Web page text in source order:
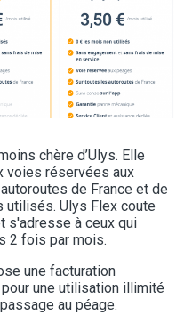
chère d’Ulys. Elle
voies réservées aux
de France et de
utilisés. Ulys Flex coute
s'adresse à ceux qui
2 fois par mois.
une facturation
une utilisation illimité
au péage.